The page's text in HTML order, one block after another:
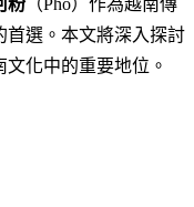
首選。本文將深入探討
化中的重要地位。